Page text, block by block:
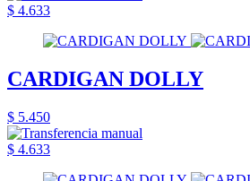
$ 4.633
CARDIGAN DOLLY
$ 5.450
$ 4.633